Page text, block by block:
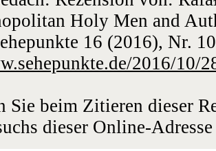
Holy Men and
16 (2016), Nr.
2016/10/
Sie beim Zitieren dieser
dieser Online-Adresse